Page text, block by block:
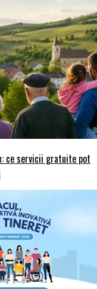
ce servicii gratuite pot